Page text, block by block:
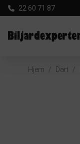
22 60 71 87
Hjem / Dart /